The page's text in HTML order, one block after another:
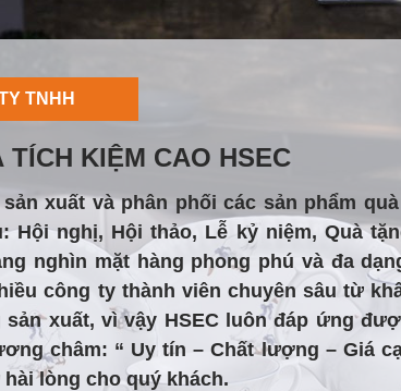
TNHH
TÍCH KIỆM CAO HSEC
sản xuất và phân phối các sản phẩm
Hội nghị, Hội thảo, Lễ kỷ niệm, Quà
nghìn mặt hàng phong phú và đa
công ty thành viên chuyên sâu từ
sản xuất, vì vậy HSEC luôn đáp ứng
châm: “ Uy tín – Chất lượng – Giá
lòng cho quý khách.